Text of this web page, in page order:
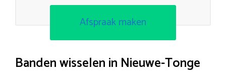
Afspraak maken
Banden wisselen in Nieuwe-Tonge